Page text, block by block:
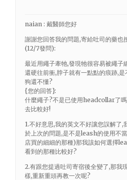
naian : 戴醫師您好
謝謝您回答我的問題,寄給吐司的藥也
(12/7發問):
最近用繩子牽牠,發現牠很容易被繩子
還硬往前衝,脖子就有一點點的痕跡,
狗還不懂?
{您的回答}:
什麼繩子?不是已使用headcollar了
去比較好!
1.不好意思,我的英文不好讓您誤解了
於上次的問題,是不是leash的使用不
店買的細細的那種)那我該如何選擇
看到的那種比較好?
2.有跟您提過吐司寄宿後全變了,那我
樣,重新重頭再教一次呢?